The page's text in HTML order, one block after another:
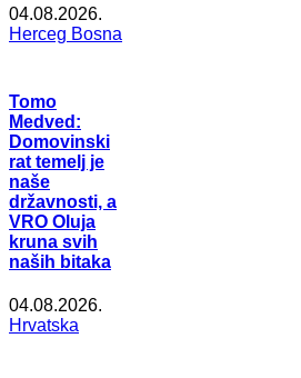
04.08.2026.
Herceg Bosna
Tomo
Medved:
Domovinski
rat temelj je
naše
državnosti, a
VRO Oluja
kruna svih
naših bitaka
04.08.2026.
Hrvatska